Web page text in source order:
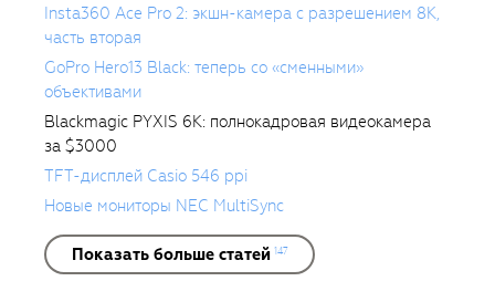
Insta360 Ace Pro 2: экшн-камера с разрешением 8K,
часть вторая
GoPro Hero13 Black: теперь со «сменными»
объективами
Blackmagic PYXIS 6K: полнокадровая видеокамера
за $3000
TFT-дисплей Casio 546 ppi
Новые мониторы NEC MultiSync
Показать больше статей 147